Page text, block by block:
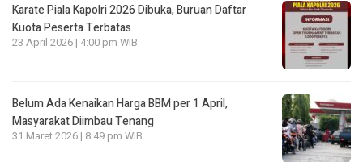
Karate Piala Kapolri 2026 Dibuka, Buruan Daftar
Kuota Peserta Terbatas
23 April 2026 | 4:00 pm WIB
Belum Ada Kenaikan Harga BBM per 1 April,
Masyarakat Diimbau Tenang
31 Maret 2026 | 8:49 pm WIB